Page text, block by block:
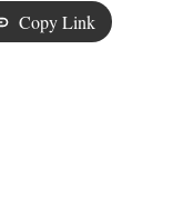
Copy Link